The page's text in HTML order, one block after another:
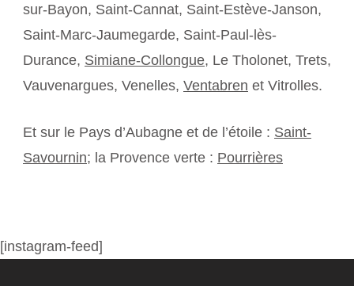
sur-Bayon, Saint-Cannat, Saint-Estève-Janson,
Saint-Marc-Jaumegarde, Saint-Paul-lès-
Durance, Simiane-Collongue, Le Tholonet, Trets,
Vauvenargues, Venelles, Ventabren et Vitrolles.
Et sur le Pays d’Aubagne et de l’étoile : Saint-
Savournin; la Provence verte : Pourrières
[instagram-feed]